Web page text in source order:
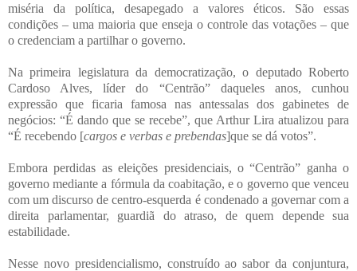
miséria da política, desapegado a valores éticos. São essas
condições – uma maioria que enseja o controle das votações – que
o credenciam a partilhar o governo.
Na primeira legislatura da democratização, o deputado Roberto
Cardoso Alves, líder do “Centrão” daqueles anos, cunhou
expressão que ficaria famosa nas antessalas dos gabinetes de
negócios: “É dando que se recebe”, que Arthur Lira atualizou para
“É recebendo [cargos e verbas e prebendas]que se dá votos”.
Embora perdidas as eleições presidenciais, o “Centrão” ganha o
governo mediante a fórmula da coabitação, e o governo que venceu
com um discurso de centro-esquerda é condenado a governar com a
direita parlamentar, guardiã do atraso, de quem depende sua
estabilidade.
Nesse novo presidencialismo, construído ao sabor da conjuntura,